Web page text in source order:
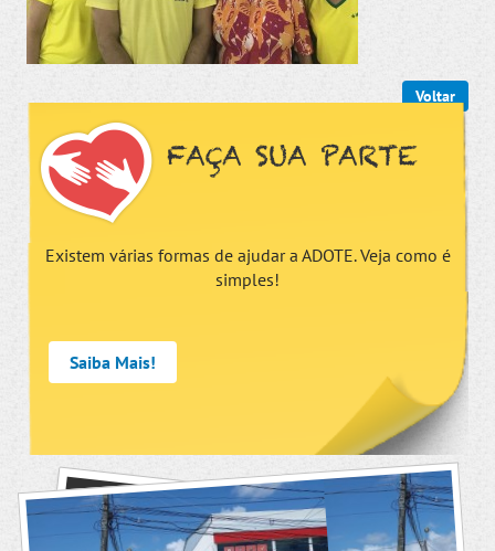
Voltar
FAÇA SUA PARTE
Existem várias formas de ajudar a ADOTE. Veja como é
simples!
Saiba Mais!